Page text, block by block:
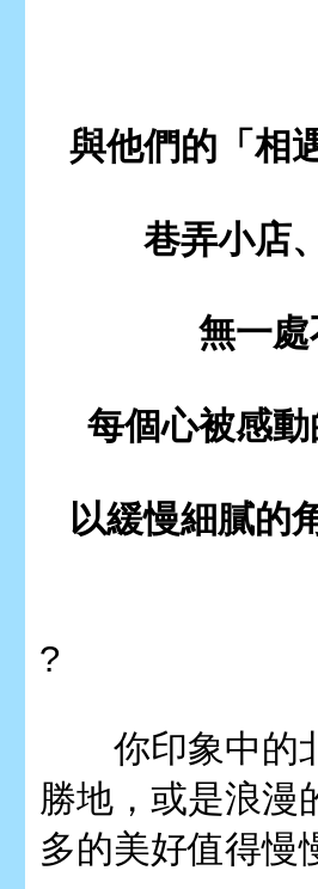
與他們的「相
巷弄小店
無一
每個心被感
以緩慢細膩的
?
你印象中的北
勝地，或是浪漫
多的美好值得慢